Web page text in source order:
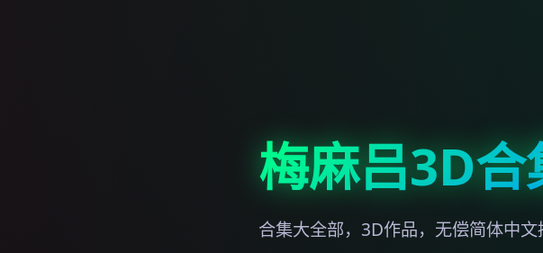
梅麻吕3D合
合集大全部，3D作品，无偿简体中文